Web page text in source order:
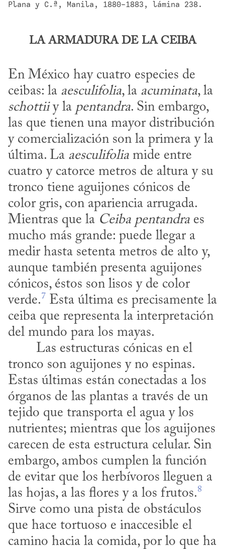
Plana y C.ª, Manila, 1880-1883, lámina 238.
LA ARMADURA DE LA CEIBA
En México hay cuatro especies de
ceibas: la aesculifolia, la acuminata
schottii y la pentandra. Sin embargo,
las que tienen una mayor distribución
y comercialización son la primera y la
última. La aesculifolia mide entre
cuatro y catorce metros de altura y su
tronco tiene aguijones cónicos de
color gris, con apariencia arrugada.
Mientras que la Ceiba pentandra es
mucho más grande: puede llegar a
medir hasta setenta metros de alto y,
aunque también presenta aguijones
cónicos, éstos son lisos y de color
verde.7 Esta última es precisamente la
ceiba que representa la interpretación
del mundo para los mayas.
tronco son aguijones y no espinas.
Estas últimas están conectadas a los
órganos de las plantas a través de un
tejido que transporta el agua y los
nutrientes; mientras que los aguijones
carecen de esta estructura celular. Sin
embargo, ambos cumplen la función
de evitar que los herbívoros lleguen a
las hojas, a las flores y a los frutos.8
Sirve como una pista de obstáculos
que hace tortuoso e inaccesible el
camino hacia la comida, por lo que ha